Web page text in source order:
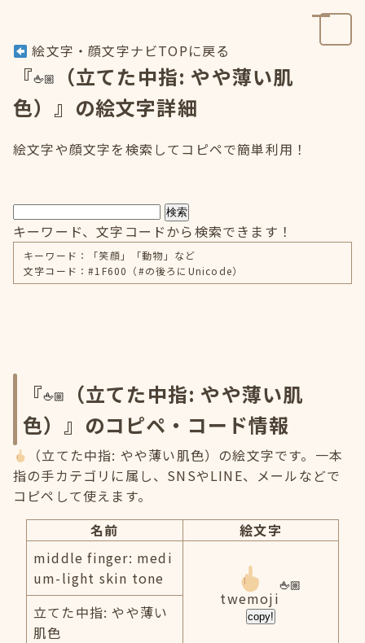
絵文字・顔文字ナビTOPに戻る
『
（立てた中指: やや薄い肌
色）』の絵文字詳細
絵文字や顔文字を検索してコピペで簡単利用！
検索
キーワード、文字コードから検索できます！
キーワード：「笑顔」「動物」など
文字コード：#1F600（#の後ろにUnicode）
『
（立てた中指: やや薄い肌
色）』のコピペ・コード情報
（立てた中指: やや薄い肌色）の絵文字です。一本
指の手カテゴリに属し、SNSやLINE、メールなどで
コピペして使えます。
名前
絵文字
middle finger: medi
um-light skin tone
twemoji
copy!
立てた中指: やや薄い
肌色